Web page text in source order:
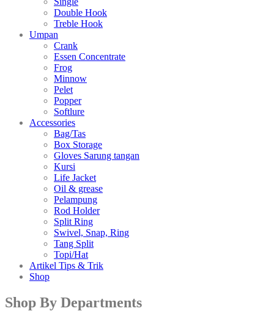
Double Hook
Treble Hook
Umpan
Crank
Essen Concentrate
Frog
Minnow
Pelet
Popper
Softlure
Accessories
Bag/Tas
Box Storage
Gloves Sarung tangan
Kursi
Life Jacket
Oil & grease
Pelampung
Rod Holder
Split Ring
Swivel, Snap, Ring
Tang Split
Topi/Hat
Artikel Tips & Trik
Shop
Shop By Departments